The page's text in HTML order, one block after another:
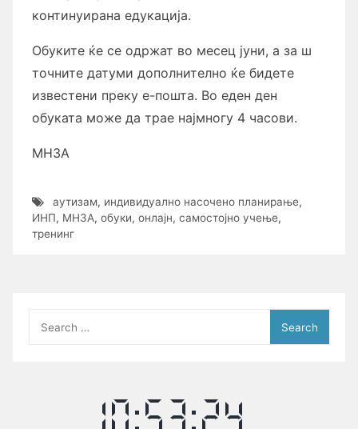
континуирана едукација.
Обуките ќе се одржат во месец јуни, а за ш
точните датуми дополнително ќе бидете
известени преку е-пошта. Во еден ден
обуката може да трае најмногу 4 часови.
МНЗА
аутизам, индивидуално насочено планирање,
ИНП, МНЗА, обуки, онлајн, самостојно учење,
тренинг
for: